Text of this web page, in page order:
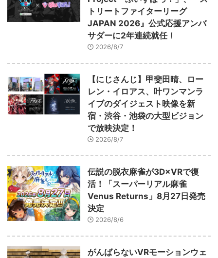
トリートファイターリーグ
JAPAN 2026』公式応援アンバ
サダーに2年連続就任！
2026/8/7
【にじさんじ】甲斐田晴、ロー
レン・イロアス、叶ワンマンラ
イブのダイジェスト映像を新
宿・渋谷・池袋の大型ビジョン
で放映決定！
2026/8/7
伝説の脱衣麻雀が3D×VRで復
活！「スーパーリアル麻雀
Venus Returns」8月27日発売
決定
2026/8/6
がんばらないVRモーションウェ